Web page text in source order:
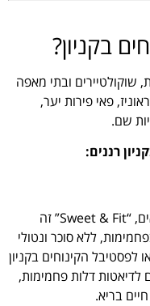
בקניון?
שוקולטיירים ובתי מאפה
פאי פירות יער,
שם.
רננים:
אם אתם מחפשים קינוחים טעימים ובריאים, “Sweet & Fit” זה
ללא סוכר ונטולי
לפסטיבל הקינוחים בקניון
לדיאטות דלות פחמימות,
בריא.